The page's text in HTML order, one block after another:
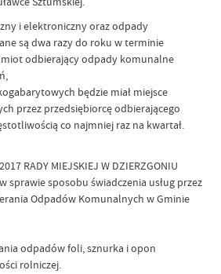
i elektroniczny oraz odpady
są dwa razy do roku w terminie
odbierający odpady komunalne
będzie miał miejsce
przez przedsiębiorcę odbierającego
co najmniej raz na kwartał.
RADY MIEJSKIEJ W DZIERZGONIU
sprawie sposobu świadczenia usług przez
Odpadów Komunalnych w Gminie
odpadów foli, sznurka i opon
rolniczej.